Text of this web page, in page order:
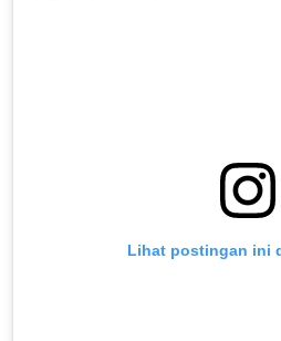
Lihat postingan ini